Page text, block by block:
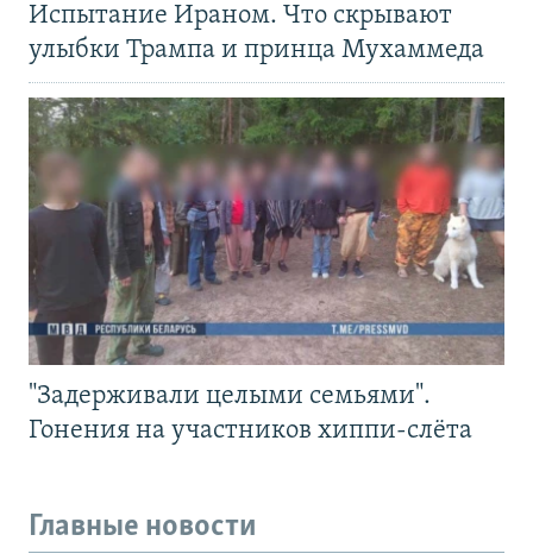
Испытание Ираном. Что скрывают
улыбки Трампа и принца Мухаммеда
"Задерживали целыми семьями".
Гонения на участников хиппи-слёта
Главные новости